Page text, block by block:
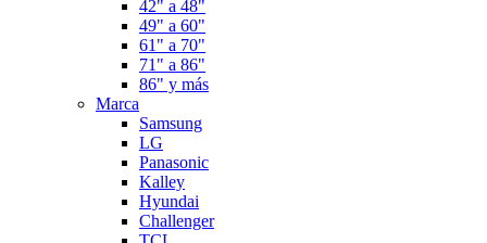
42" a 48"
49" a 60"
61" a 70"
71" a 86"
86" y más
Marca
Samsung
LG
Panasonic
Kalley
Hyundai
Challenger